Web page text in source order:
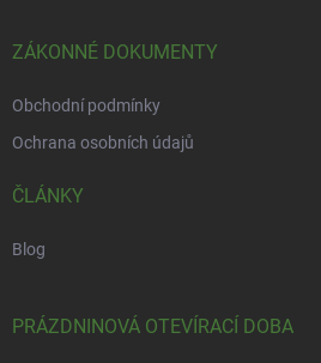
ZÁKONNÉ DOKUMENTY
Obchodní podmínky
Ochrana osobních údajů
ČLÁNKY
Blog
PRÁZDNINOVÁ OTEVÍRACÍ DOBA